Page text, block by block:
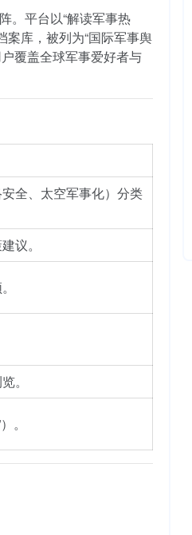
。平台以“解读军事热
库，被列为“国际军事舆
覆盖全球军事爱好者与
全、太空军事化）分类
议。
。
。